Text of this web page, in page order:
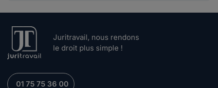
Juritravail, nous rendons
le droit plus simple !
01 75 75 36 00